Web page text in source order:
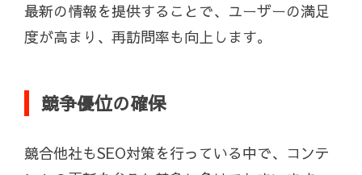
最新の情報を提供することで、ユーザーの満足
度が高まり、再訪問率も向上します。
競争優位の確保
競合他社もSEO対策を行っている中で、コンテ